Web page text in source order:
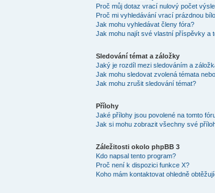
Proč můj dotaz vrací nulový počet
Proč mi vyhledávání vrací prázdnou
Jak mohu vyhledávat členy fóra?
Jak mohu najít své vlastní příspěvky a
Sledování témat a záložky
Jaký je rozdíl mezi sledováním a
Jak mohu sledovat zvolená témata
Jak mohu zrušit sledování témat?
Přílohy
Jaké přílohy jsou povolené na tomto
Jak si mohu zobrazit všechny své
Záležitosti okolo phpBB 3
Kdo napsal tento program?
Proč není k dispozici funkce X?
Koho mám kontaktovat ohledně